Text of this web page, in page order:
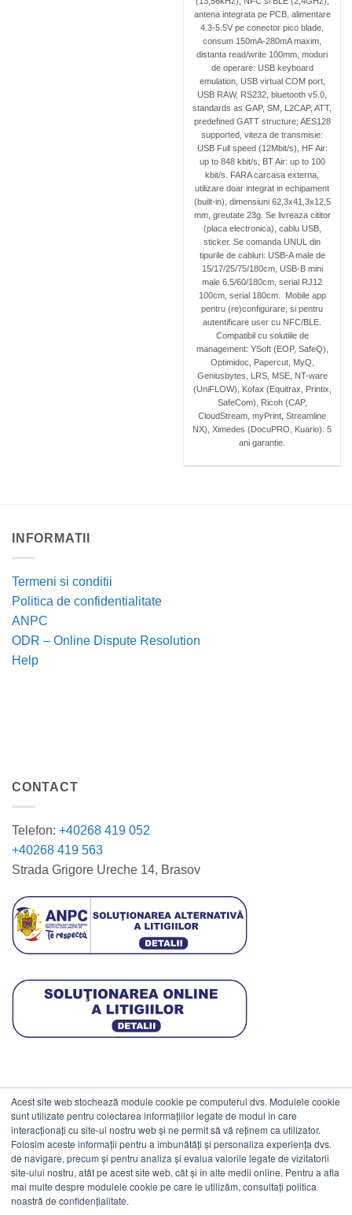
Acest site web stochează module cookie pe computerul dvs. Modulele cookie
sunt utilizate pentru colectarea informațiilor legate de modul în care
interacționați cu site-ul nostru web și ne permit să vă reținem ca utilizator.
Folosim aceste informații pentru a îmbunătăți și personaliza experiența dvs.
de navigare, precum și pentru analiza și evalua valorile legate de vizitatorii
site-ului nostru, atât pe acest site web, cât și în alte medii online. Pentru a afla
mai multe despre modulele cookie pe care le utilizăm, consultați politica
noastră de confidențialitate.
antena integrata pe PCB, alimentare
4.3-5.5V pe conector pico blade,
consum 150mA-280mA maxim,
distanta read/write 100mm, moduri
de operare: USB keyboard
emulation, USB virtual COM port,
USB RAW, RS232, bluetooth v5.0,
standards as GAP, SM, L2CAP, ATT,
predefined GATT structure; AES128
supported, viteza de transmisie:
USB Full speed (12Mbit/s), HF Air:
up to 848 kbit/s, BT Air: up to 100
kbit/s. FARA carcasa externa,
utilizare doar integrat in echipament
(built-in), dimensiuni 62,3x41,3x12,5
mm, greutate 23g. Se livreaza cititor
(placa electronica), cablu USB,
sticker. Se comanda UNUL din
tipurile de cabluri: USB-A male de
15/17/25/75/180cm, USB-B mini
male 6.5/60/180cm, serial RJ12
100cm, serial 180cm. Mobile app
pentru (re)configurare, si pentru
autentificare user cu NFC/BLE.
Compatibil cu solutiile de
management: YSoft (EOP, SafeQ),
Optimidoc, Papercut, MyQ,
Geniusbytes, LRS, MSE, NT-ware
(UniFLOW), Kofax (Equitrax, Printix,
SafeCom), Ricoh (CAP,
CloudStream, myPrint, Streamline
NX), Ximedes (DocuPRO, Kuario). 5
ani garantie.
INFORMATII
Termeni si conditii
Politica de confidentialitate
ANPC
ODR – Online Dispute Resolution
Help
CONTACT
Telefon: +40268 419 052
+40268 419 563
Strada Grigore Ureche 14, Brasov
DATE COMERCIALE
ESTICO S.R.L.
CIF: RO1094402.
Reg.Com: J08/469/1991.